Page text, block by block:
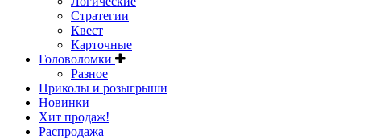
Стратегии
Квест
Карточные
Головоломки
Разное
Приколы и розыгрыши
Новинки
Хит продаж!
Распродажа